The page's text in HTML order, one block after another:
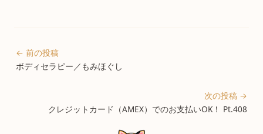
← 前の投稿
ボディセラピー／もみほぐし
次の投稿 →
クレジットカード（AMEX）でのお支払いOK！ Pt.408